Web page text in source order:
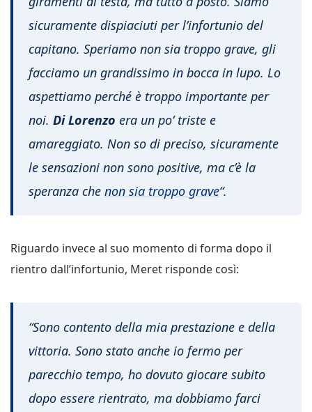
sicuramente dispiaciuti per l’infortunio del
capitano. Speriamo non sia troppo grave, gli
facciamo un grandissimo in bocca in lupo. Lo
aspettiamo perché è troppo importante per
noi. Di Lorenzo era un po’ triste e
amareggiato. Non so di preciso, sicuramente
le sensazioni non sono positive, ma c’è la
speranza che non sia troppo grave“.
Riguardo invece al suo momento di forma dopo il
rientro dall’infortunio, Meret risponde così:
“Sono contento della mia prestazione e della
vittoria. Sono stato anche io fermo per
parecchio tempo, ho dovuto giocare subito
dopo essere rientrato, ma dobbiamo farci